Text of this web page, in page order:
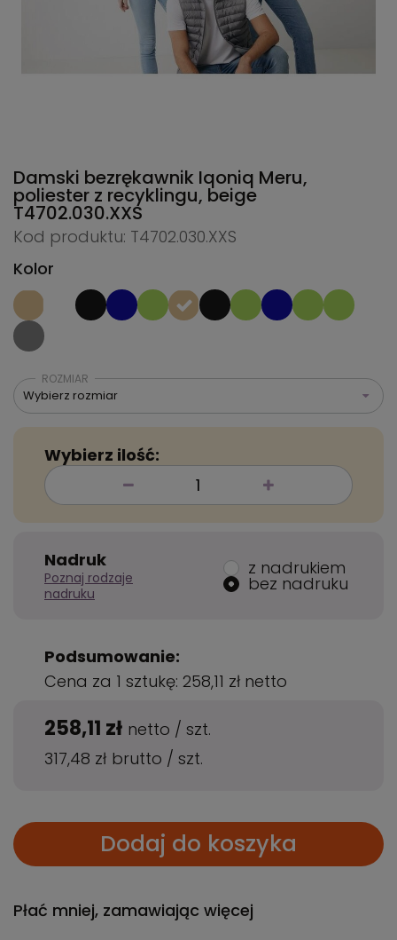
Damski bezrękawnik Iqoniq Meru,
poliester z recyklingu, beige
T4702.030.XXS
Kod produktu: T4702.030.XXS
Kolor
ROZMIAR
Wybierz rozmiar
Wybierz ilość:
Nadruk
Poznaj rodzaje
nadruku
z nadrukiem
bez nadruku
Podsumowanie:
Cena za 1 sztukę: 258,11 zł netto
258,11 zł netto / szt.
317,48 zł brutto / szt.
Dodaj do koszyka
Płać mniej, zamawiając więcej